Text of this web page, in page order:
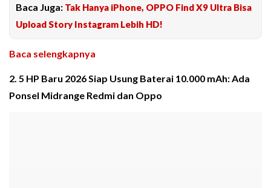
Baca Juga: Tak Hanya iPhone, OPPO Find X9 Ultra Bisa
Upload Story Instagram Lebih HD!
Baca selengkapnya
2. 5 HP Baru 2026 Siap Usung Baterai 10.000 mAh: Ada
Ponsel Midrange Redmi dan Oppo